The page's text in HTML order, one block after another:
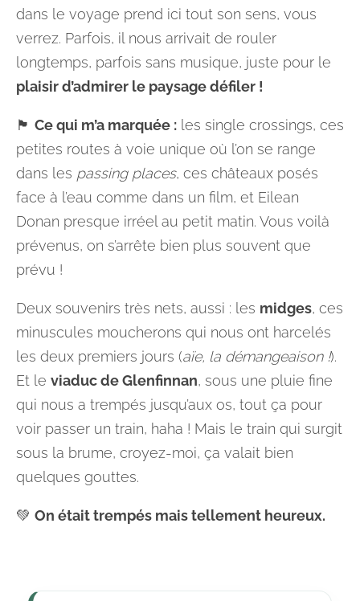
dans le voyage prend ici tout son sens, vous
verrez. Parfois, il nous arrivait de rouler
longtemps, parfois sans musique, juste pour le
plaisir d’admirer le paysage défiler !
🏴󠁧󠁢󠁳󠁣󠁴󠁿 Ce qui m’a marquée : les single crossings, ces
petites routes à voie unique où l’on se range
dans les passing places, ces châteaux posés
face à l’eau comme dans un film, et Eilean
Donan presque irréel au petit matin. Vous voilà
prévenus, on s’arrête bien plus souvent que
prévu !
Deux souvenirs très nets, aussi : les midges, ces
minuscules moucherons qui nous ont harcelés
les deux premiers jours (aïe, la démangeaison !).
Et le viaduc de Glenfinnan, sous une pluie fine
qui nous a trempés jusqu’aux os, tout ça pour
voir passer un train, haha ! Mais le train qui surgit
sous la brume, croyez-moi, ça valait bien
quelques gouttes.
💚 On était trempés mais tellement heureux.